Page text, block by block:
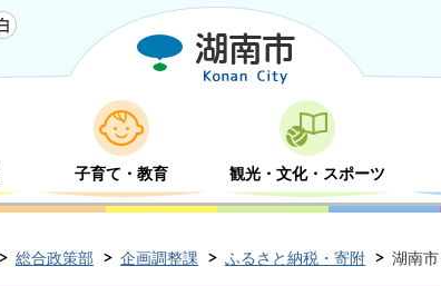
子育て・教育 観光・文化・スポーツ
総合政策部 企画調整課 ふるさと納税・寄附 湖南